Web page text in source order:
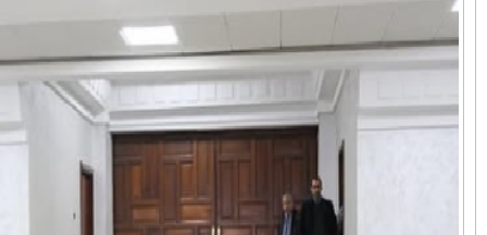
حين تكون الصحافة
صوتًا للعدالة..قضية
"مولات 88 غرزة"
مثالا(فيديو)
متابعة حميد طولست
في زمن تزداد فيه
حالات العنف ضد
النساء ويغيب فيه أحيانًا
صدى العدالة في
إعفاء الواليين الجامعي
وشوراق..طقوس
صادمة وملتمس
"الوجهاء"؟/ صمت
الوزير التوفيق؟(فيديو)
مناورات "الأسد